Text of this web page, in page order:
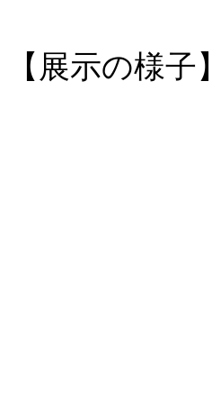
【展示の様子】